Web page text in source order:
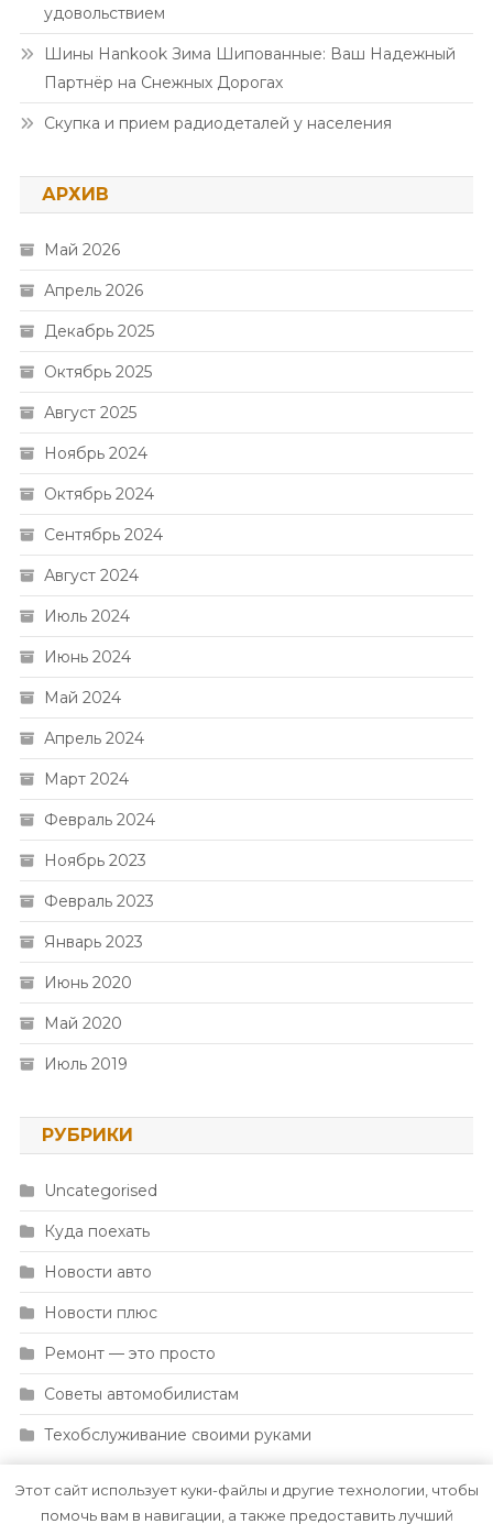
удовольствием
Шины Hankook Зима Шипованные: Ваш Надежный
Партнёр на Снежных Дорогах
Скупка и прием радиодеталей у населения
АРХИВ
Май 2026
Апрель 2026
Декабрь 2025
Октябрь 2025
Август 2025
Ноябрь 2024
Октябрь 2024
Сентябрь 2024
Август 2024
Июль 2024
Июнь 2024
Май 2024
Апрель 2024
Март 2024
Февраль 2024
Ноябрь 2023
Февраль 2023
Январь 2023
Июнь 2020
Май 2020
Июль 2019
РУБРИКИ
Uncategorised
Куда поехать
Новости авто
Новости плюс
Ремонт — это просто
Советы автомобилистам
Техобслуживание своими руками
Этот сайт использует куки-файлы и другие технологии, чтобы
помочь вам в навигации, а также предоставить лучший